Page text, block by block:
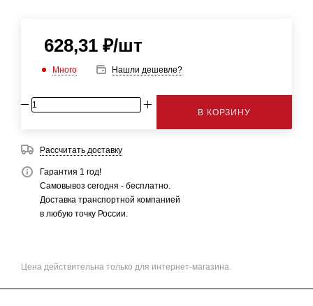
628,31 ₽/шт
Много Нашли дешевле?
В КОРЗИНУ
Рассчитать доставку
Гарантия 1 год!
Самовывоз сегодня - бесплатно.
Доставка транспортной компанией
в любую точку России.
Цена действительна только для интернет-магазина.